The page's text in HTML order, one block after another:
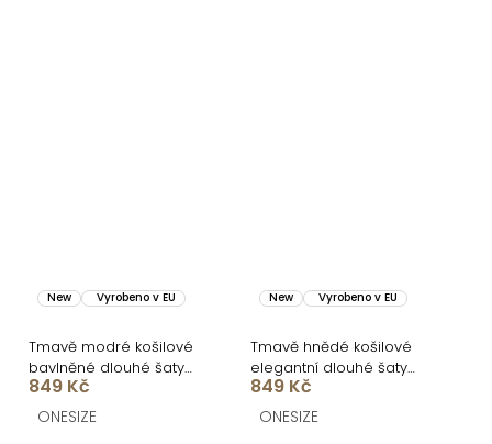
New Vyrobeno v EU
Tmavě modré košilové
bavlněné dlouhé šaty
FLORENTE
849 Kč
ONESIZE
New Vyrobeno v EU
Tmavě hnědé košilové
elegantní dlouhé šaty
FLORENTE
849 Kč
ONESIZE